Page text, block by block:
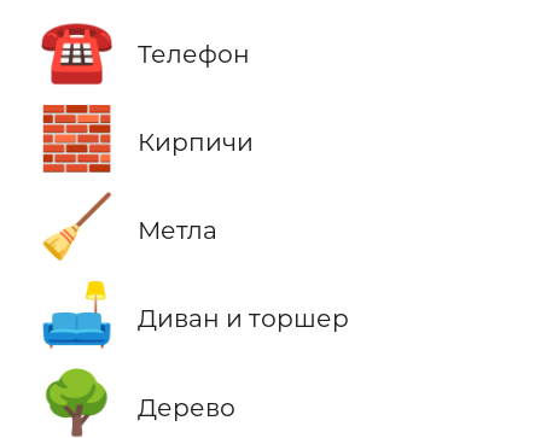
☎️ Телефон
🧱 Кирпичи
🧹 Метла
🛋️ Диван и торшер
🌳 Дерево